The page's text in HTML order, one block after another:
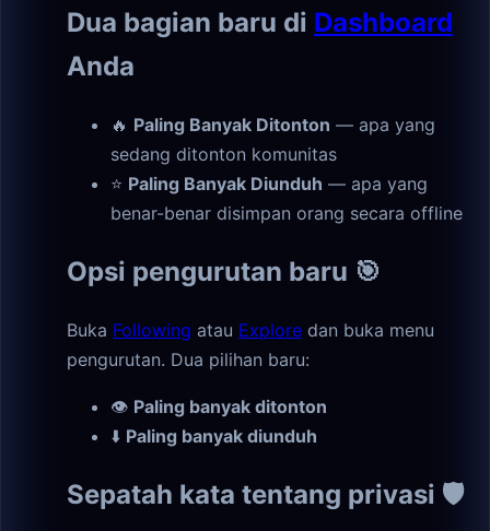
Dua bagian baru di Dashboard
Anda
🔥 Paling Banyak Ditonton — apa yang
sedang ditonton komunitas
⭐ Paling Banyak Diunduh — apa yang
benar-benar disimpan orang secara offline
Opsi pengurutan baru 🎯
Buka Following atau Explore dan buka menu
pengurutan. Dua pilihan baru:
👁 Paling banyak ditonton
⬇️ Paling banyak diunduh
Sepatah kata tentang privasi 🛡